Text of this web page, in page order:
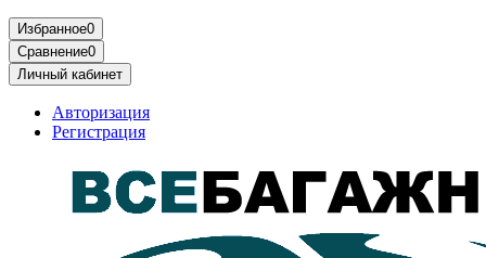
Избранное0
Сравнение0
Личный кабинет
Авторизация
Регистрация